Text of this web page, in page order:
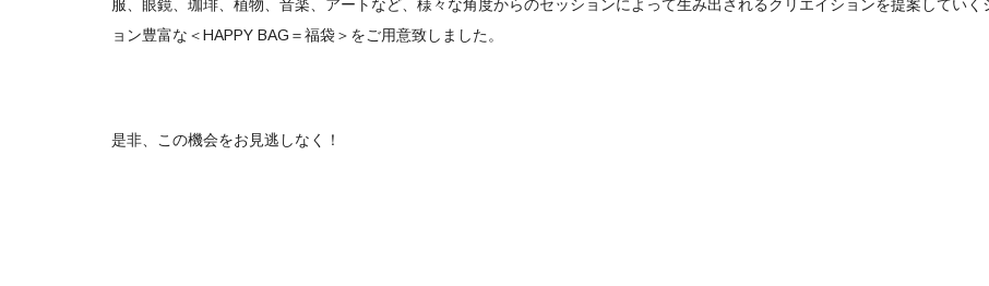
服、眼鏡、珈琲、植物、音楽、アートなど、様々な角度からのセッションによって生み出されるクリエイションを提案してい
ョン豊富な＜HAPPY BAG＝福袋＞をご用意致しました。
是非、この機会をお見逃しなく！